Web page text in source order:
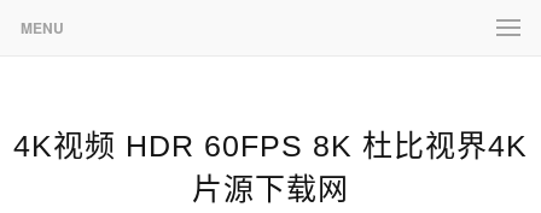
MENU
4K视频 HDR 60FPS 8K 杜比视界4K
片源下载网